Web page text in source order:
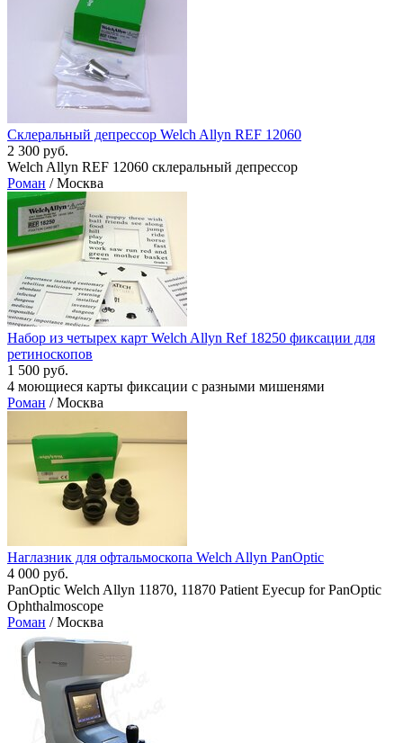
Склеральный депрессор Welch Allyn REF 12060
2 300 руб.
Welch Allyn REF 12060 склеральный депрессор
Роман / Москва
Набор из четырех карт Welch Allyn Ref 18250 фиксации для
ретиноскопов
1 500 руб.
4 моющиеся карты фиксации с разными мишенями
Роман / Москва
Наглазник для офтальмоскопа Welch Allyn PanOptic
4 000 руб.
PanOptic Welch Allyn 11870, 11870 Patient Eyecup for PanOptic
Ophthalmoscope
Роман / Москва